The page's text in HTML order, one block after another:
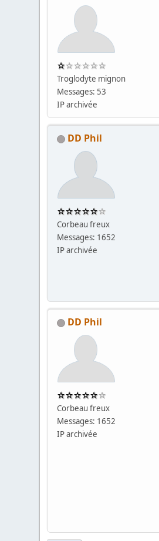
Troglodyte mignon
Messages: 53
IP archivée
DD Phil
Corbeau freux
Messages: 1652
IP archivée
DD Phil
Corbeau freux
Messages: 1652
IP archivée